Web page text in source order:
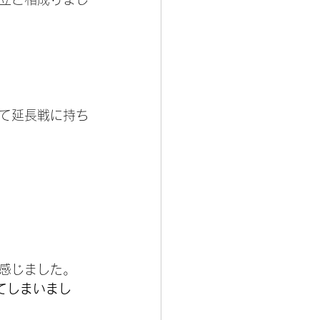
延長戦に持ち
じました。
しまいまし